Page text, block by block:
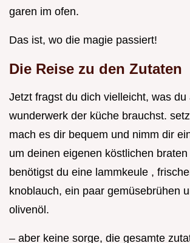
garen im ofen.
Das ist, wo die magie passiert!
Die Reise zu den Zutaten
Jetzt fragst du dich vielleicht, was
wunderwerk der küche brauchst.
mach es dir bequem und nimm dir
um deinen eigenen köstlichen
benötigst du eine lammkeule ,
knoblauch, ein paar gemüsebrühen
olivenöl.
– aber keine sorge, die gesamte